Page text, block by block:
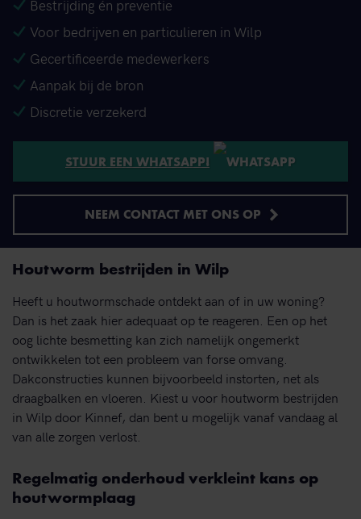
Bestrijding én preventie
Voor bedrijven en particulieren in Wilp
Gecertificeerde medewerkers
Aanpak bij de bron
Discretie verzekerd
STUUR EEN WHATSAPP!
NEEM CONTACT MET ONS OP
Houtworm bestrijden in Wilp
Heeft u houtwormschade ontdekt aan of in uw woning?
Dan is het zaak hier adequaat op te reageren. Een op het
oog lichte besmetting kan zich namelijk ongemerkt
ontwikkelen tot een probleem van forse omvang.
Dakconstructies kunnen bijvoorbeeld instorten, net als
draagbalken en vloeren. Kiest u voor houtworm bestrijden
in Wilp door Kinnef, dan bent u mogelijk vanaf vandaag al
van alle zorgen verlost.
Regelmatig onderhoud verkleint kans op
houtwormplaag